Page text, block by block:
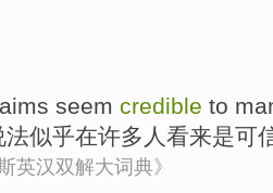
seem credible to
法似乎在许多人 看来是可
英汉双解大词典》